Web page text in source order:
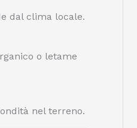
dal clima locale.
o letame
nel terreno.